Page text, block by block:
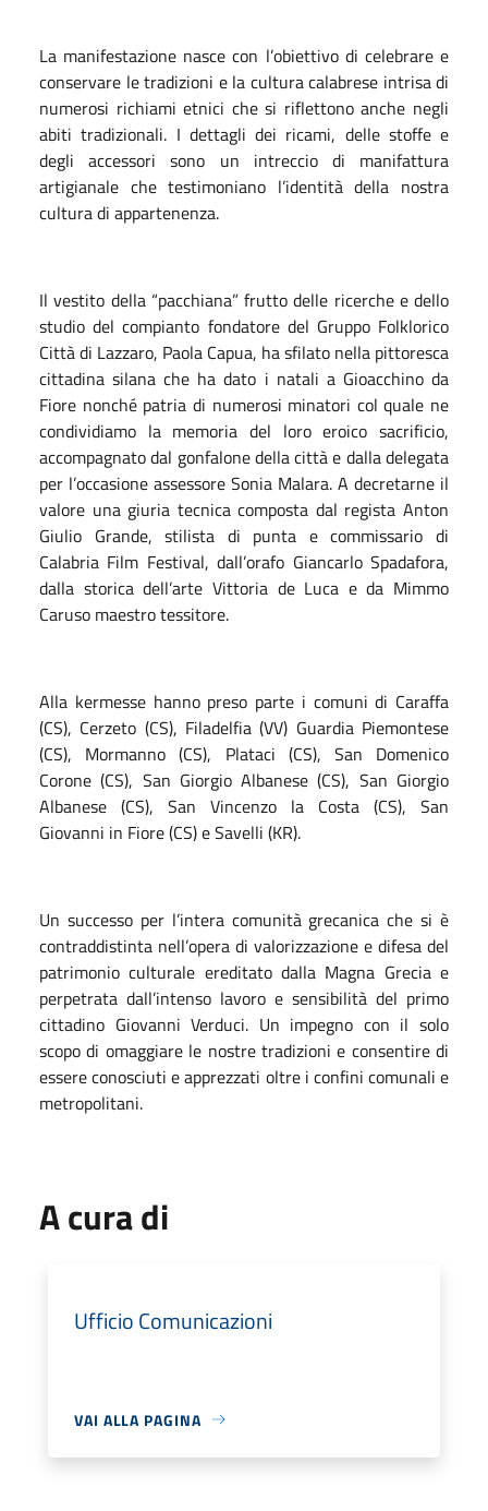
La manifestazione nasce con l’obiettivo di celebrare e
conservare le tradizioni e la cultura calabrese intrisa di
numerosi richiami etnici che si riflettono anche negli
abiti tradizionali. I dettagli dei ricami, delle stoffe e
degli accessori sono un intreccio di manifattura
artigianale che testimoniano l’identità della nostra
cultura di appartenenza.
Il vestito della “pacchiana” frutto delle ricerche e dello
studio del compianto fondatore del Gruppo Folklorico
Città di Lazzaro, Paola Capua, ha sfilato nella pittoresca
cittadina silana che ha dato i natali a Gioacchino da
Fiore nonché patria di numerosi minatori col quale ne
condividiamo la memoria del loro eroico sacrificio,
accompagnato dal gonfalone della città e dalla delegata
per l’occasione assessore Sonia Malara. A decretarne il
valore una giuria tecnica composta dal regista Anton
Giulio Grande, stilista di punta e commissario di
Calabria Film Festival, dall’orafo Giancarlo Spadafora,
dalla storica dell’arte Vittoria de Luca e da Mimmo
Caruso maestro tessitore.
Alla kermesse hanno preso parte i comuni di Caraffa
(CS), Cerzeto (CS), Filadelfia (VV) Guardia Piemontese
(CS), Mormanno (CS), Plataci (CS), San Domenico
Corone (CS), San Giorgio Albanese (CS), San Giorgio
Albanese (CS), San Vincenzo la Costa (CS), San
Giovanni in Fiore (CS) e Savelli (KR).
Un successo per l’intera comunità grecanica che si è
contraddistinta nell’opera di valorizzazione e difesa del
patrimonio culturale ereditato dalla Magna Grecia e
perpetrata dall’intenso lavoro e sensibilità del primo
cittadino Giovanni Verduci. Un impegno con il solo
scopo di omaggiare le nostre tradizioni e consentire di
essere conosciuti e apprezzati oltre i confini comunali e
metropolitani.
A cura di
Ufficio Comunicazioni
VAI ALLA PAGINA